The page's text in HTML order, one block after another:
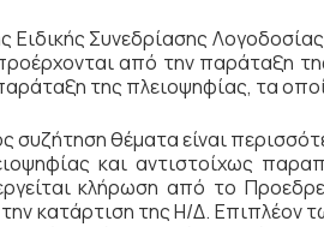
Ειδικής Συνεδρίασης
από την παράταξη
της πλειοψηφίας, τα
συζήτηση θέματα είναι
και αντιστοίχως
κλήρωση από το
κατάρτιση της Η/Δ.